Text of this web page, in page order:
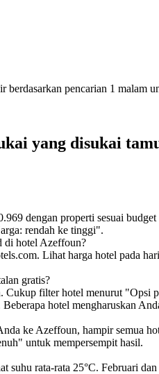
pencarian 1
yang disukai
dengan properti sesuai
rendah ke tinggi".
di hotel Azeffoun?
Lihat harga hotel pada
gratis?
filter hotel menurut
hotel mengharuskan
ke Azeffoun, hampir semua
untuk mempersempit hasil.
rata-rata 25°C. Februari